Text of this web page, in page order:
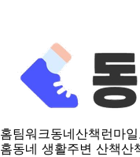
홈팀워크동네산책 런마일
홈동네 생활주변 산책산